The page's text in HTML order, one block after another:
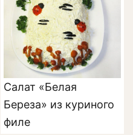
Салат «Белая
Береза» из куриного
филе